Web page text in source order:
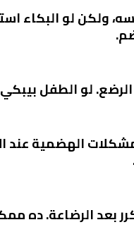
ولكن لو البكاء
لو الطفل
الهضمية عند
الرضاعة. ده